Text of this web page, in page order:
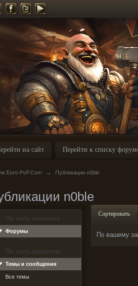
на сайт Перейти к списку
Euro-PvP.Com → Публикации n0ble
n0ble
По типу контента
Форумы
По пользователю
Темы и сообщения
Все темы
Сортировать
По вашему